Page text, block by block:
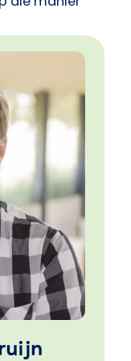
persoonlijke
je energie van
naar de
zelfinzicht
aan de
stress en